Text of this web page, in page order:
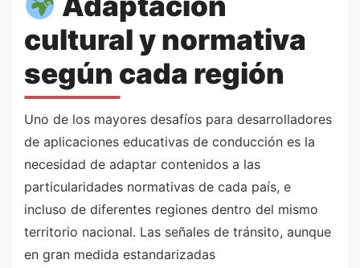
cultural y normativa
según cada región
Uno de los mayores desafíos para desarrolladores
de aplicaciones educativas de conducción es la
necesidad de adaptar contenidos a las
particularidades normativas de cada país, e
incluso de diferentes regiones dentro del mismo
territorio nacional. Las señales de tránsito, aunque
en gran medida estandarizadas